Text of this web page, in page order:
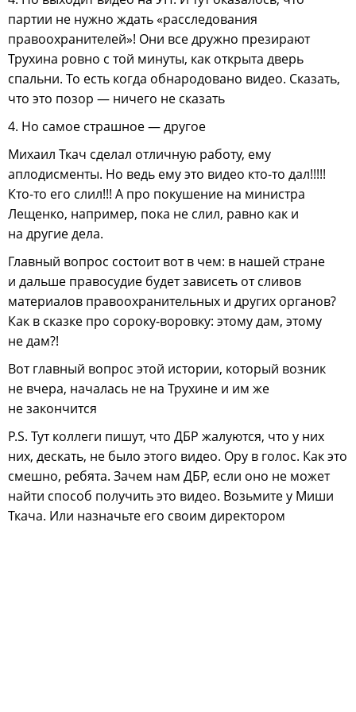
партии не нужно ждать «расследования
правоохранителей»! Они все дружно презирают
Трухина ровно с той минуты, как открыта дверь
спальни. То есть когда обнародовано видео. Сказать,
что это позор — ничего не сказать
4. Но самое страшное — другое
Михаил Ткач сделал отличную работу, ему
аплодисменты. Но ведь ему это видео кто-то дал!!!!!
Кто-то его слил!!! А про покушение на министра
Лещенко, например, пока не слил, равно как и
на другие дела.
Главный вопрос состоит вот в чем: в нашей стране
и дальше правосудие будет зависеть от сливов
материалов правоохранительных и других органов?
Как в сказке про сороку-воровку: этому дам, этому
не дам?!
Вот главный вопрос этой истории, который возник
не вчера, началась не на Трухине и им же
не закончится
P.S. Тут коллеги пишут, что ДБР жалуются, что у них
них, дескать, не было этого видео. Ору в голос. Как это
смешно, ребята. Зачем нам ДБР, если оно не может
найти способ получить это видео. Возьмите у Миши
Ткача. Или назначьте его своим директором